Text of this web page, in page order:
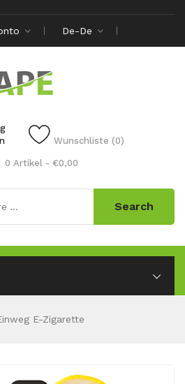
De-De
Wunschliste (0)
0 Artikel - €0,00
Search
E-Zigarette